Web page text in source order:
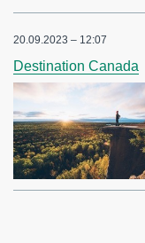
20.09.2023 – 12:07
Destination Canada